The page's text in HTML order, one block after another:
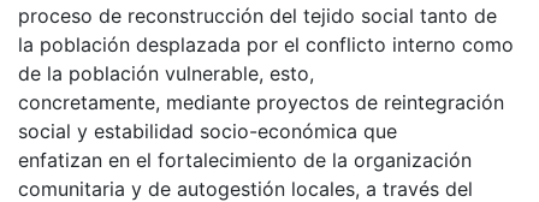
proceso de reconstrucción del tejido social tanto de
la población desplazada por el conflicto interno como
de la población vulnerable, esto,
concretamente, mediante proyectos de reintegración
social y estabilidad socio-económica que
enfatizan en el fortalecimiento de la organización
comunitaria y de autogestión locales, a través del